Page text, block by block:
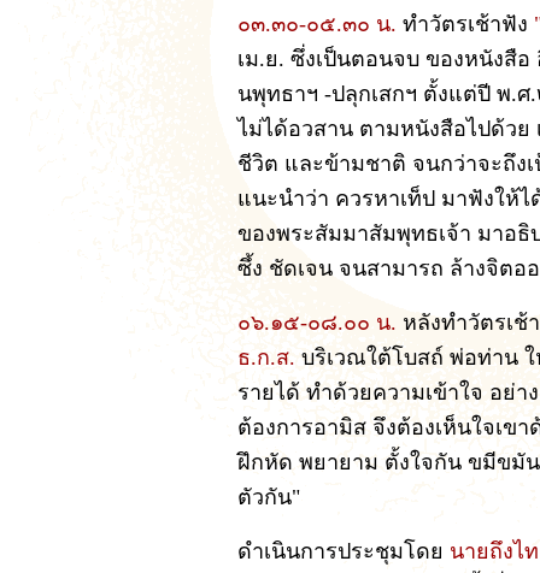
๐๓.๓๐-๐๕.๓๐ น. ทำวัตรเช้าฟัง
เม.ย. ซึ่งเป็นตอนจบ ของหนังสื
นพุทธาฯ -ปลุกเสกฯ ตั้งแต่ปี พ.
ไม่ได้อวสาน ตามหนังสือไปด้วย
ชีวิต และข้ามชาติ จนกว่าจะถึง
แนะนำว่า ควรหาเท็ป มาฟังให้
ของพระสัมมาสัมพุทธเจ้า มาอธิ
ซึ้ง ชัดเจน จนสามารถ ล้างจิตอ
๐๖.๑๕-๐๘.๐๐ น. หลังทำวัตรเช้
ธ.ก.ส. บริเวณใต้โบสถ์ พ่อท่าน
รายได้ ทำด้วยความเข้าใจ อย่
ต้องการอามิส จึงต้องเห็นใจเข
ฝึกหัด พยายาม ตั้งใจกัน ขมีข
ตัวกัน"
ดำเนินการประชุมโดย นายถึงไ